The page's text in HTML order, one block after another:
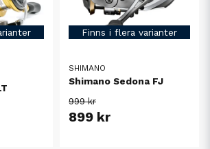
Finns i flera varianter
SHIMANO
Shimano Sedona FJ
999 kr
899 kr